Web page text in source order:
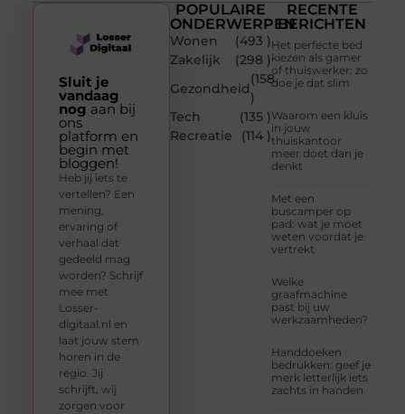
POPULAIRE
ONDERWERPEN
Wonen
(493 )
Zakelijk
(298 )
Gezondheid
(158
)
Tech
(135 )
Recreatie
(114 )
RECENTE
BERICHTEN
Het perfecte bed
kiezen als gamer
of thuiswerker: zo
doe je dat slim
Waarom een kluis
in jouw
thuiskantoor
meer doet dan je
denkt
Met een
buscamper op
pad: wat je moet
weten voordat je
vertrekt
Welke
graafmachine
past bij uw
werkzaamheden?
Handdoeken
bedrukken: geef je
merk letterlijk iets
zachts in handen
Sluit je
vandaag
nog aan bij
ons
platform en
begin met
bloggen!
Heb jij iets te
vertellen? Een
mening,
ervaring of
verhaal dat
gedeeld mag
worden? Schrijf
mee met
Losser-
digitaal.nl en
laat jouw stem
horen in de
regio. Jij
schrijft, wij
zorgen voor